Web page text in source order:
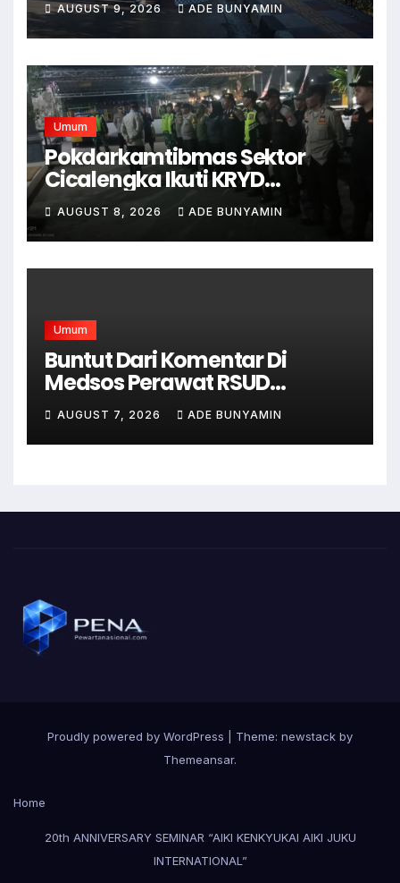
AUGUST 9, 2026 ADE BUNYAMIN
Umum
Pokdarkamtibmas Sektor
Cicalengka Ikuti KRYD
Gabungan Bersama TNI-Polri,
Satpol PP dan Linmas, Demi
Terciptanya Keamana Dan
Ketertiban
AUGUST 8, 2026 ADE BUNYAMIN
Umum
Buntut Dari Komentar Di
Medsos Perawat RSUD
Cicalengka Di Non Aktifkan
AUGUST 7, 2026 ADE BUNYAMIN
Proudly powered by WordPress
Theme: newstack by
Themeansar.
Home
20th ANNIVERSARY SEMINAR “AIKI KENKYUKAI AIKI JUKU
INTERNATIONAL”